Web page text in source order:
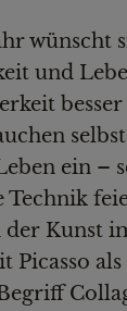
wünscht
und
besser
ein –
Technik
Kunst
Picasso